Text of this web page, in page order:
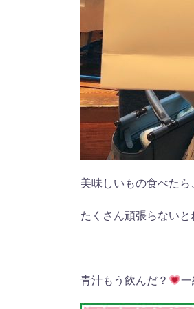
美味しいもの食べた
たくさん頑張らないと
青汁もう飲んだ？ 一